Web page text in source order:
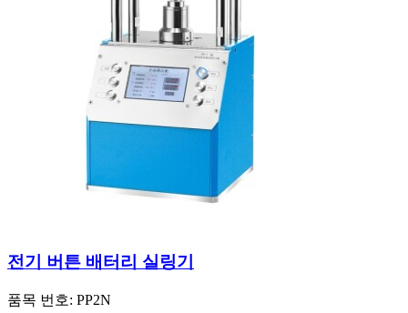
전기 버튼 배터리 실링기
품목 번호: PP2N